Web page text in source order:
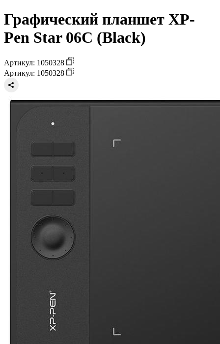
Графический планшет XP-
Pen Star 06C (Black)
Артикул: 1050328
Артикул: 1050328